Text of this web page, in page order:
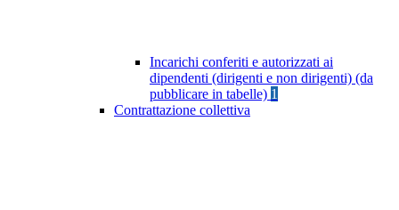
Incarichi conferiti e autorizzati ai
dipendenti (dirigenti e non dirigenti) (da
pubblicare in tabelle) 1
Contrattazione collettiva